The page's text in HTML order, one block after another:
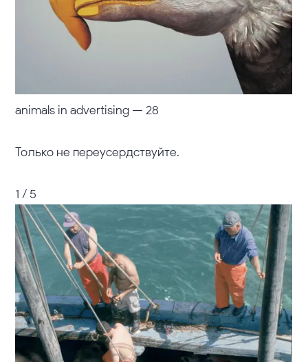
animals in advertising — 28
Только не переусердствуйте.
1 / 5